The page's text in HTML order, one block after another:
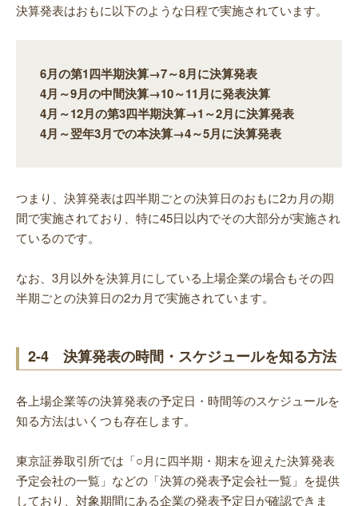
決算発表はおもに以下のような日程で実施されています。
6月の第1四半期決算→7～8月に決算発表
4月～9月の中間決算→10～11月に発表決算
4月～12月の第3四半期決算→1～2月に決算発表
4月～翌年3月での本決算→4～5月に決算発表
つまり、決算発表は四半期ごとの決算日のおもに2カ月の期
間で実施されており、特に45日以内でその大部分が実施され
ているのです。
なお、3月以外を決算月にしている上場企業の場合もその四
半期ごとの決算日の2カ月で実施されています。
2-4 決算発表の時間・スケジュールを知る方法
各上場企業等の決算発表の予定日・時間等のスケジュールを
知る方法はいくつも存在します。
東京証券取引所では「○月に四半期・期末を迎えた決算発表
予定会社の一覧」などの「決算の発表予定会社一覧」を提供
しており、対象期間にある企業の発表予定日が確認できま